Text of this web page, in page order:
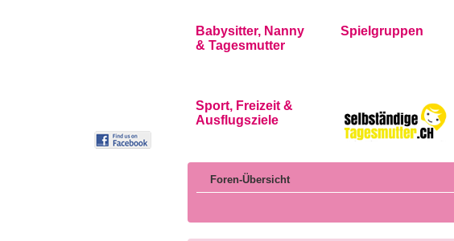
Babysitter, Nanny
& Tagesmutter
Spielgruppen
Sport, Freizeit &
Ausflugsziele
Foren-Übersicht